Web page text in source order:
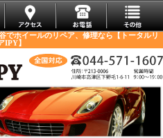
ホイールのリペア、修理なら【トータルリ
IPY】